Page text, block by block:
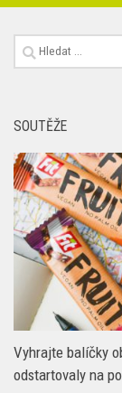
Vyhledávání
SOUTĚŽE
Vyhrajte balíčky
odstartovaly na